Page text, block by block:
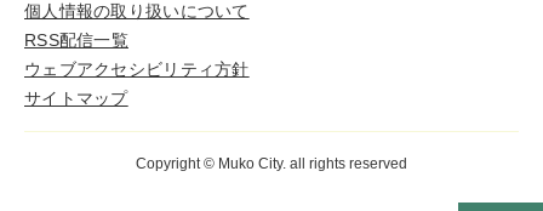
個人情報の取り扱いについて
RSS配信一覧
ウェブアクセシビリティ方針
サイトマップ
Copyright © Muko City. all rights reserved